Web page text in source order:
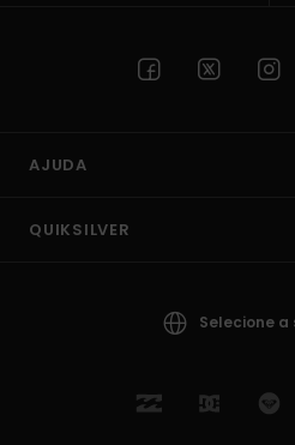
AJUDA
QUIKSILVER
Selecione a